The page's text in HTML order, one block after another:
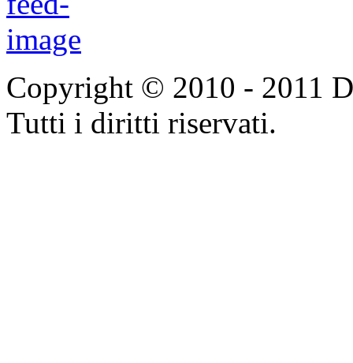
Copyright © 2010 - 2011
Tutti i diritti riservati.